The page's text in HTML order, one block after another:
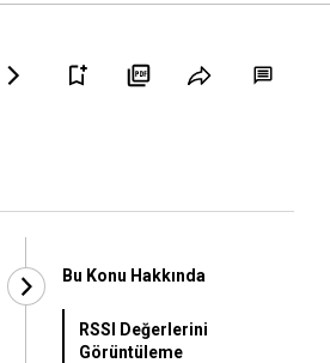
Bu Konu Hakkında
RSSI Değerlerini
Görüntüleme